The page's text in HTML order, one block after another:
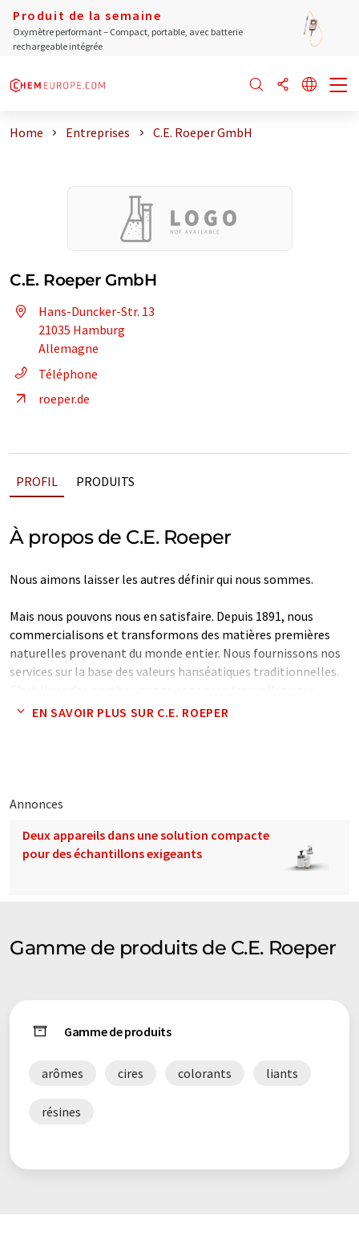
Produit de la semaine
Oxymètre performant – Compact, portable, avec batterie
rechargeable intégrée
Home Entreprises C.E. Roeper GmbH
C.E. Roeper GmbH
Hans-Duncker-Str. 13
21035 Hamburg
Allemagne
Téléphone
roeper.de
PROFIL PRODUITS
À propos de C.E. Roeper
Nous aimons laisser les autres définir qui nous sommes.
Mais nous pouvons nous en satisfaire. Depuis 1891, nous
commercialisons et transformons des matières premières
naturelles provenant du monde entier. Nous fournissons nos
services sur la base des valeurs hanséatiques traditionnelles.
pouvons compter sur de solides relations dans les pays
informatique sans intervention humaine. LUMITOS propose
ces traductions automatiques pour présenter un plus large
éventail de présentations d'entreprise. Comme cet article a été
EN SAVOIR PLUS SUR C.E. ROEPER
Annonces
Deux appareils dans une solution compacte
pour des échantillons exigeants
Gamme de produits de C.E. Roeper
Gamme de produits
arômes cires colorants liants
résines